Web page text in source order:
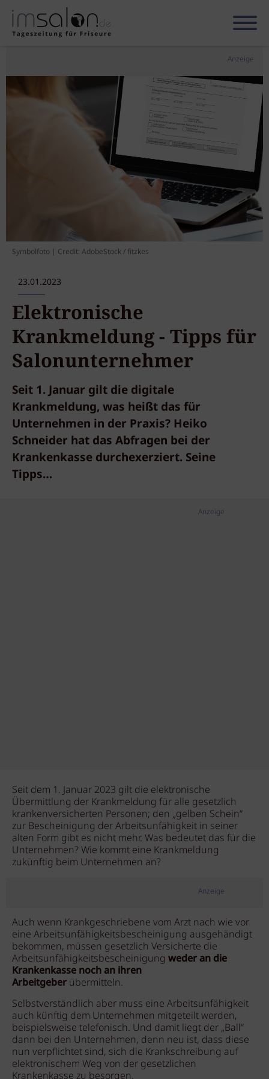
Anzeige
Symbolfoto | Credit: AdobeStock / fitzkes
23.01.2023
Elektronische
Krankmeldung - Tipps für
Salonunternehmer
Seit 1. Januar gilt die digitale
Krankmeldung, was heißt das für
Unternehmen in der Praxis? Heiko
Schneider hat das Abfragen bei der
Krankenkasse durchexerziert. Seine
Tipps…
Anzeige
Seit dem 1. Januar 2023 gilt die elektronische
Übermittlung der Krankmeldung für alle gesetzlich
krankenversicherten Personen; den „gelben Schein“
zur Bescheinigung der Arbeitsunfähigkeit in seiner
alten Form gibt es nicht mehr. Was bedeutet das für die
Unternehmen? Wie kommt eine Krankmeldung
zukünftig beim Unternehmen an?
Anzeige
Auch wenn Krankgeschriebene vom Arzt nach wie vor
eine Arbeitsunfähigkeitsbescheinigung ausgehändigt
bekommen, müssen gesetzlich Versicherte die
Arbeitsunfähigkeitsbescheinigung weder an die
Krankenkasse noch an ihren
Arbeitgeber übermitteln.
Selbstverständlich aber muss eine Arbeitsunfähigkeit
auch künftig dem Unternehmen mitgeteilt werden,
beispielsweise telefonisch. Und damit liegt der „Ball“
dann bei den Unternehmen, denn neu ist, dass diese
nun verpflichtet sind, sich die Krankschreibung auf
elektronischem Weg von der gesetzlichen